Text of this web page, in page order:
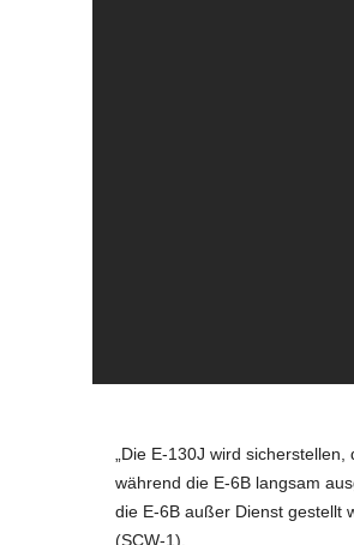
„Die E-130J wird
während die E-6B langsam
die E-6B außer Dienst gestellt
(SCW-1).